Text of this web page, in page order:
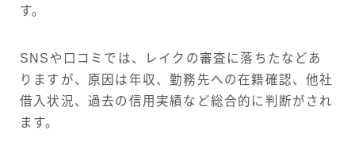
す。
SNSや口コミでは、レイクの審査に落ちたなどあ
りますが、原因は年収、勤務先への在籍確認、他社
借入状況、過去の信用実績など総合的に判断がされ
ます。